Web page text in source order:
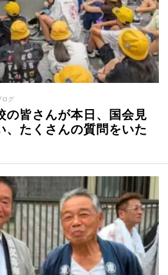
ログ
の皆さんが本日、国会見
、たくさんの質問をいた